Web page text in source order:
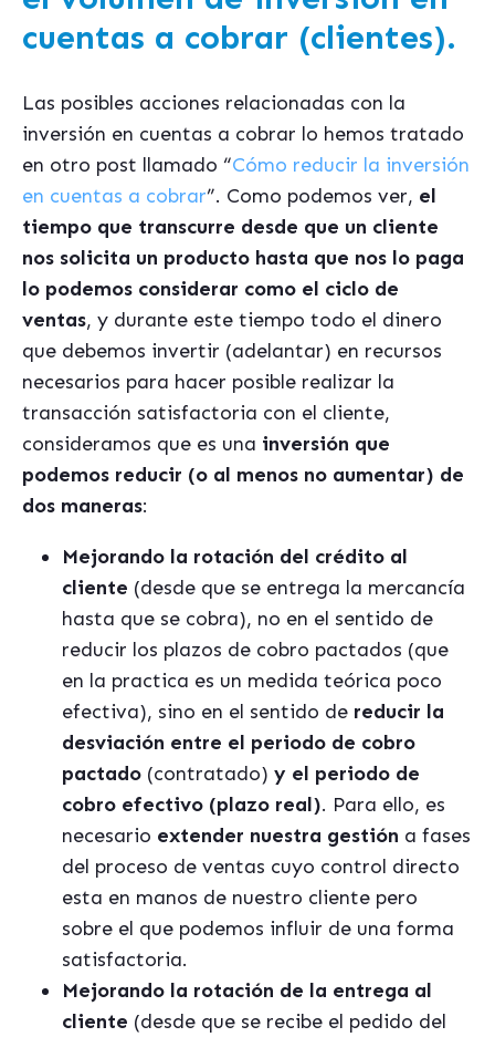
cuentas a cobrar (clientes).
Las posibles acciones relacionadas con la
inversión en cuentas a cobrar lo hemos tratado
en otro post llamado “Cómo reducir la inversión
en cuentas a cobrar”. Como podemos ver, el
tiempo que transcurre desde que un cliente
nos solicita un producto hasta que nos lo paga
lo podemos considerar como el ciclo de
ventas, y durante este tiempo todo el dinero
que debemos invertir (adelantar) en recursos
necesarios para hacer posible realizar la
transacción satisfactoria con el cliente,
consideramos que es una inversión que
podemos reducir (o al menos no aumentar) de
dos maneras:
Mejorando la rotación del crédito al
cliente (desde que se entrega la mercancía
hasta que se cobra), no en el sentido de
reducir los plazos de cobro pactados (que
en la practica es un medida teórica poco
efectiva), sino en el sentido de reducir la
desviación entre el periodo de cobro
pactado (contratado) y el periodo de
cobro efectivo (plazo real). Para ello, es
necesario extender nuestra gestión a fases
del proceso de ventas cuyo control directo
esta en manos de nuestro cliente pero
sobre el que podemos influir de una forma
satisfactoria.
Mejorando la rotación de la entrega al
cliente (desde que se recibe el pedido del